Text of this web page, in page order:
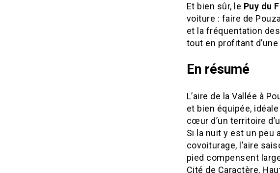
Et bien sûr, le Puy du
voiture : faire de
et la fréquentation
tout en profitant
En résumé
L’aire de la Vallée à
et bien équipée,
cœur d’un territoire
Si la nuit y est un peu
covoiturage, l’aire
pied compensent
Cité de Caractère,